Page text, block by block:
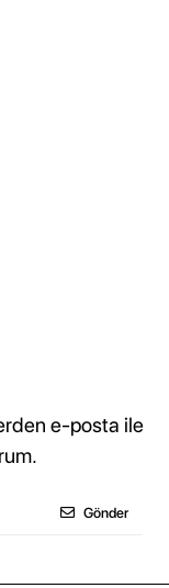
e-posta ile
Gönder